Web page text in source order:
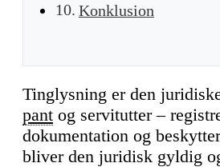
Konklusion
Tinglysning er den
pant og servitutter –
dokumentation og
bliver den juridisk gyldig